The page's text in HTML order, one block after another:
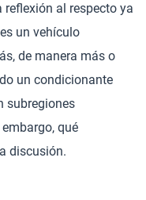
al respecto ya
un vehículo
de manera más o
un condicionante
subregiones
qué
discusión.